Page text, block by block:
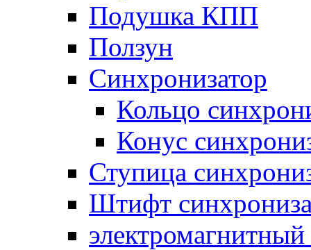
Подушка КПП
Ползун
Синхронизатор
Кольцо
Конус
Ступица
Штифт
электромагнитный